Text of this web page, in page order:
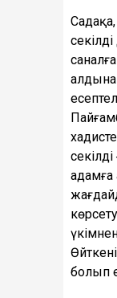
адамға
болып